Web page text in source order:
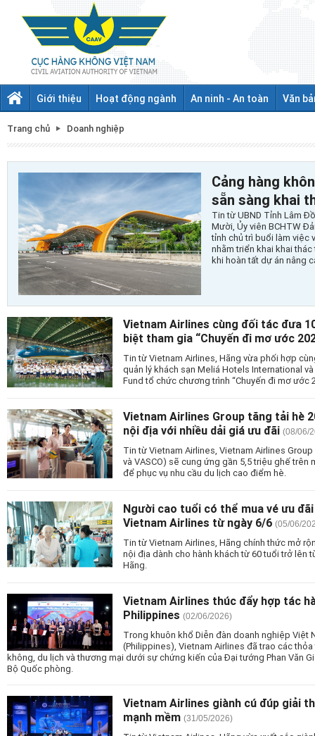
Giới thiệu Hoạt động ngành An ninh - An toàn Văn
Trang chủ Doanh nghiệp
Cảng hàng
sẵn sàng khai
Tin từ UBND Tỉnh Lâm
Mười, Ủy viên BCHTW
tỉnh chủ trì buổi làm việc
nhằm triển khai khai
khi hoàn tất dự án nâng
Vietnam Airlines cùng đối tác đưa
biệt tham gia “Chuyến đi mơ ước
Tin từ Vietnam Airlines, Hãng vừa phối hợp
quản lý khách sạn Meliá Hotels International
Fund tổ chức chương trình “Chuyến đi mơ ước
Vietnam Airlines Group tăng tải hè
nội địa với nhiều dải giá ưu đãi (08/06/
Tin từ Vietnam Airlines, Vietnam Airlines
và VASCO) sẽ cung ứng gần 5,5 triệu ghế
để phục vụ nhu cầu du lịch cao điểm hè.
Người cao tuổi có thể mua vé ưu
Vietnam Airlines từ ngày 6/6 (05/06/
Tin từ Vietnam Airlines, Hãng chính thức mở
nội địa dành cho hành khách từ 60 tuổi trở lên
Hãng.
Vietnam Airlines thúc đẩy hợp tác
Philippines (02/06/2026)
Trong khuôn khổ Diễn đàn doanh nghiệp Việt
(Philippines), Vietnam Airlines đã trao các
không, du lịch và thương mại dưới sự chứng kiến của Đại tướng Phan Văn
Bộ Quốc phòng.
Vietnam Airlines giành cú đúp giải
mạnh mềm (31/05/2026)